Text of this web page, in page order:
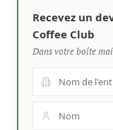
Recevez un
Coffee Club
Dans votre boîte